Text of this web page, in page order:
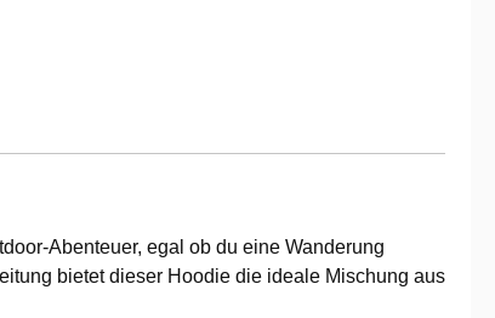
Abenteuer, egal ob du eine Wanderung
bietet dieser Hoodie die ideale Mischung aus